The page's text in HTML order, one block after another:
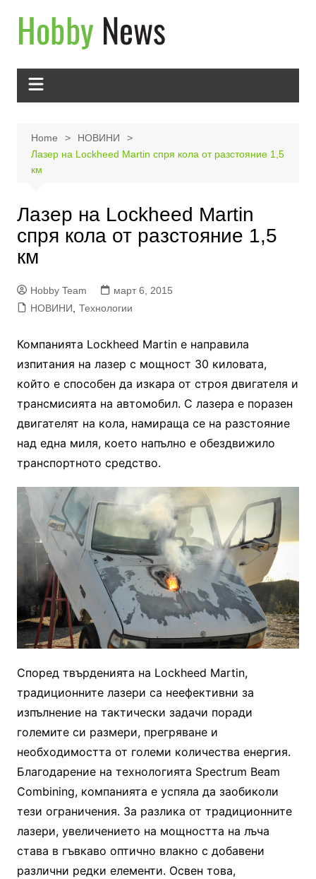
content
Home
НОВИНИ
Лазер на Lockheed Martin спря кола от разстояние 1,5
км
Лазер на Lockheed Martin
спря кола от разстояние 1,5
км
Hobby Team
март 6, 2015
НОВИНИ
Технологии
Компанията Lockheed Martin е направила
изпитания на лазер с мощност 30 киловата,
който е способен да изкара от строя двигателя и
трансмисията на автомобил. С лазера е поразен
двигателят на кола, намираща се на разстояние
над една миля, което напълно е обездвижило
транспортното средство.
Според твърденията на Lockheed Martin,
традиционните лазери са неефективни за
изпълнение на тактически задачи поради
големите си размери, прегряване и
необходимостта от големи количества енергия.
Благодарение на технологията Spectrum Beam
Combining, компанията е успяла да заобиколи
тези ограничения. За разлика от традиционните
лазери, увеличението на мощността на лъча
става в гъвкаво оптично влакно с добавени
различни редки елементи. Освен това,